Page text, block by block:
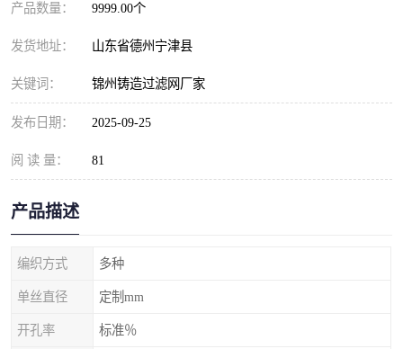
产品数量： 9999.00个
发货地址： 山东省德州宁津县
关键词： 锦州铸造过滤网厂家
发布日期： 2025-09-25
阅 读 量： 81
产品描述
编织方式 多种
单丝直径 定制mm
开孔率 标准％